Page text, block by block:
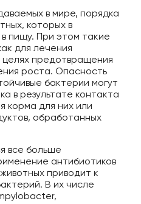
в мире, порядка
которых в
пищу. При этом такие
для лечения
целях предотвращения
роста. Опасность
бактерии могут
в результате контакта
корма для них или
обработанных
все больше
антибиотиков
приводит к
В их числе